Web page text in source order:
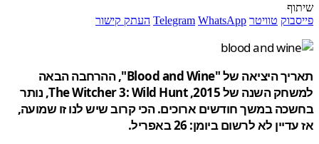
טוויטר Telegram WhatsApp העתק קישור
תאריך היציאה של "Blood and Wine", ההרחבה הבאה
למשחק השנה של 2015, The Witcher 3: Wild Hunt, נותר
במשך חודשים ארוכים. הכי קרוב שיש לנו זו שמועה,
לא לרשום ביומן: 26 באפריל.